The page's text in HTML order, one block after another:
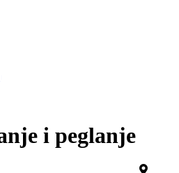
i peglanje